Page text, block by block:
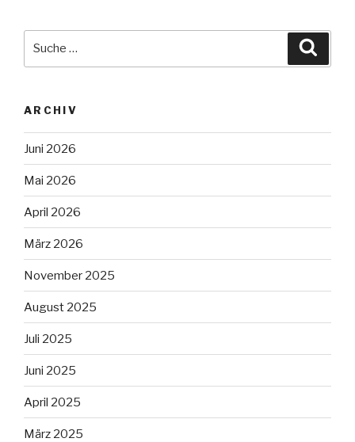
ARCHIV
Juni 2026
Mai 2026
April 2026
März 2026
November 2025
August 2025
Juli 2025
Juni 2025
April 2025
März 2025